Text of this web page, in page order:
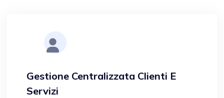
Gestione Centralizzata Clienti E
Servizi